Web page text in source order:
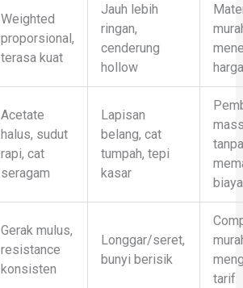
Weighted
proporsional,
terasa kuat
Jauh lebih
ringan,
cenderung
hollow
harga
Acetate
halus, sudut
rapi, cat
seragam
Lapisan
belang, cat
tumpah, tepi
kasar
biaya
Gerak mulus,
resistance
konsisten
Longgar/seret,
bunyi berisik
tarif